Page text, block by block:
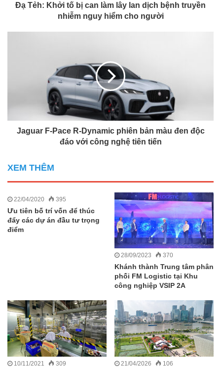
Đạ Tẻh: Khởi tố bị can làm lây lan dịch bệnh truyền
nhiễm nguy hiểm cho người
Jaguar F-Pace R-Dynamic phiên bản màu đen độc
đáo với công nghệ tiên tiến
XEM THÊM
22/04/2020 395
Ưu tiên bố trí vốn để thúc
đẩy các dự án đầu tư trọng
điểm
28/09/2023 370
Khánh thành Trung tâm phân
phối FM Logistic tại Khu
công nghiệp VSIP 2A
10/11/2021 309 21/04/2026 106